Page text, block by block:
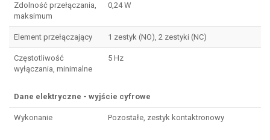
Zdolność przełączania,
maksimum
0,24 W
Element przełączający 1 zestyk (NO), 2 zestyki (NC)
Częstotliwość
wyłączania, minimalne
5 Hz
Dane elektryczne - wyjście cyfrowe
Wykonanie Pozostałe, zestyk kontaktronowy